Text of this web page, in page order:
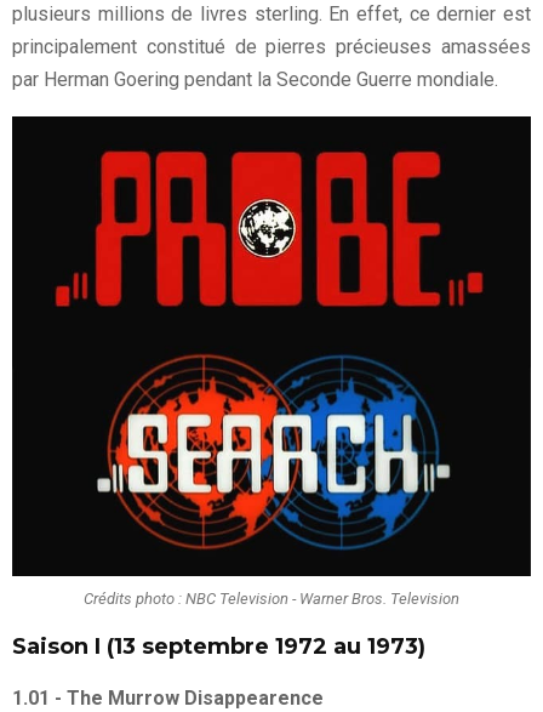
plusieurs millions de livres sterling. En effet, ce dernier est
principalement constitué de pierres précieuses amassées
par Herman Goering pendant la Seconde Guerre mondiale.
Crédits photo : NBC Television - Warner Bros. Television
Saison I (13 septembre 1972 au 1973)
1.01 - The Murrow Disappearence